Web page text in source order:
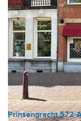
Prinsengracht 572-